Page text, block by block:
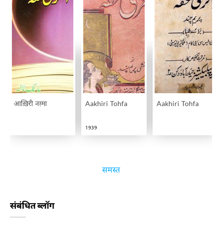
आख़िरी नग़्मा Aakhiri Tohfa
1939
Aakhiri Tohfa
समस्त
संबंधित ब्लॉग